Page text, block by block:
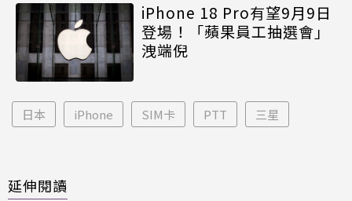
iPhone 18 Pro有望9月9日
登場！「蘋果員工抽選會」
洩端倪
日本 iPhone SIM卡 PTT 三星
延伸閱讀